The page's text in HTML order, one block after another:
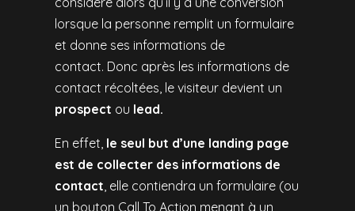
lorsque la personne remplit un formulaire
et donne ses informations de
contact. Donc après les informations de
contact récoltées, le visiteur devient un
prospect ou lead.
En effet, le seul but d’une landing page
est de collecter des informations de
contact , elle contiendra un formulaire (ou
un bouton Call To Action menant à un